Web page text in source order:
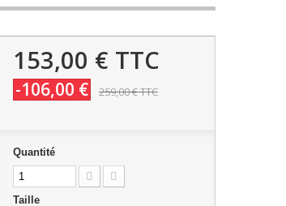
153,00 € TTC
-106,00 € 259,00 €TTC
Quantité
Taille